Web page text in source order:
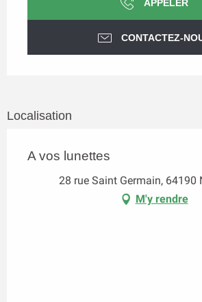
APPELER
CONTACTEZ-
Localisation
A vos lunettes
28 rue Saint Germain, 64190
M'y rendre